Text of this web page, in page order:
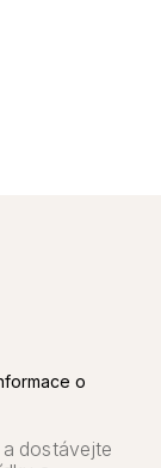
o